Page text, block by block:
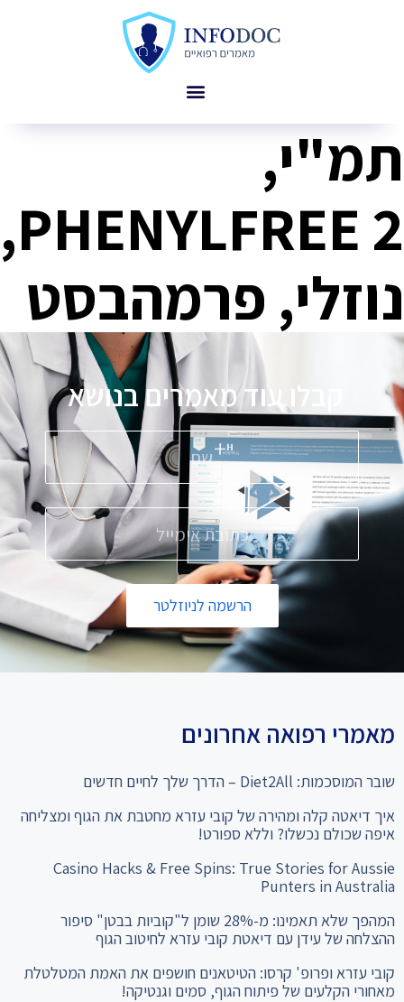
תמ"י,
PHENYLFREE 2,
נוזלי, פרמהבסט
קבלו עוד מאמרים בנושאפ
הרשמה לניוזלטר
מאמרי רפואה אחרונים
שובר המוסכמות: Diet2All – הדרך שלך לחיים חדשים
איך דיאטה קלה ומהירה של קובי עזרא מחטבת את הגוף ומצליחה
איפה שכולם נכשלו? וללא ספורט!
Casino Hacks & Free Spins: True Stories for Aussie
Punters in Australia
המהפך שלא תאמינו: מ-28% שומן ל"קוביות בבטן" סיפור
ההצלחה של עידן עם דיאטת קובי עזרא לחיטוב הגוף
קובי עזרא ופרופ' קרסו: הטיטאנים חושפים את האמת המטלטלת
מאחורי הקלעים של פיתוח הגוף, סמים וגנטיקה!